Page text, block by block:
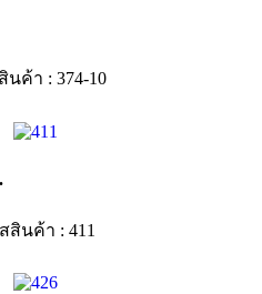
นค้า : 374-10
สินค้า : 411